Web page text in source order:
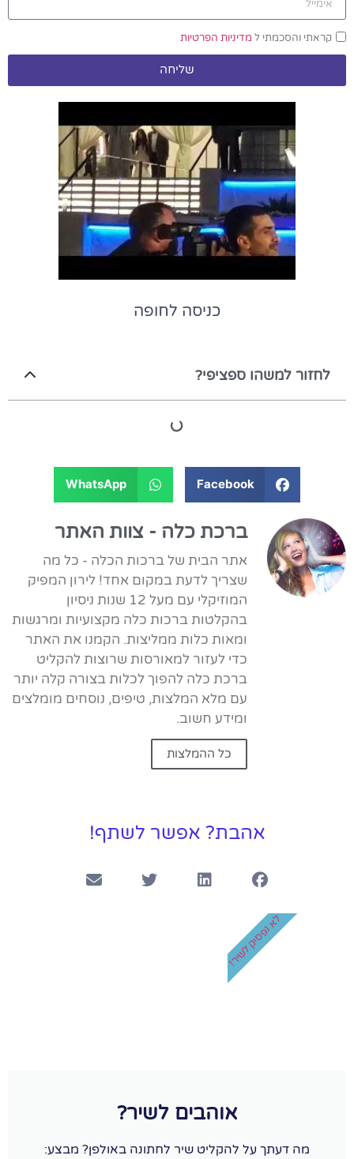
קראתי והסכמתי ל מדיניות הפרטיות
שליחה
כניסה לחופה
לחזור למשהו ספציפי?
Facebook
WhatsApp
ברכת כלה - צוות האתר
אתר הבית של ברכות הכלה - כל מה
שצריך לדעת במקום אחד! לירון המפיק
המוזיקלי עם מעל 12 שנות ניסיון
בהקלטות ברכות כלה מקצועיות ומרגשות
ומאות כלות ממליצות. הקמנו את האתר
כדי לעזור למאורסות שרוצות להקליט
ברכת כלה להפוך לכלות בצורה קלה יותר
עם מלא המלצות, טיפים, נוסחים מומלצים
ומידע חשוב.
כל ההמלצות
אהבת? אפשר לשתף!
אוהבים לשיר?
מה דעתך על להקליט שיר לחתונה באולפן? מבצע:
לא נפסיק לשיר!